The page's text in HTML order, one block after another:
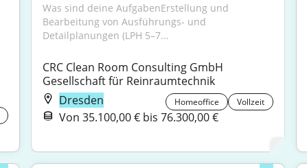
Was sind deine AufgabenErstellung und
Bearbeitung von Ausführungs- und
Detailplanungen (LPH 5–7...
CRC Clean Room Consulting GmbH
Gesellschaft für Reinraumtechnik
Dresden
Homeoffice Vollzeit
Von 35.100,00 € bis 76.300,00 €